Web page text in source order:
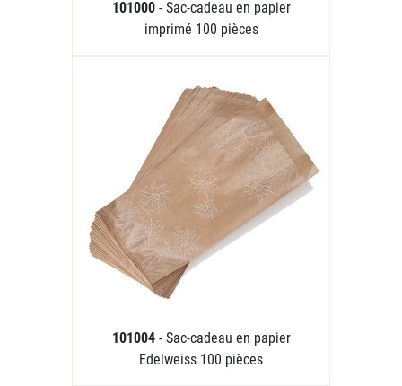
101000 - Sac-cadeau en papier
imprimé 100 pièces
101004 - Sac-cadeau en papier
Edelweiss 100 pièces